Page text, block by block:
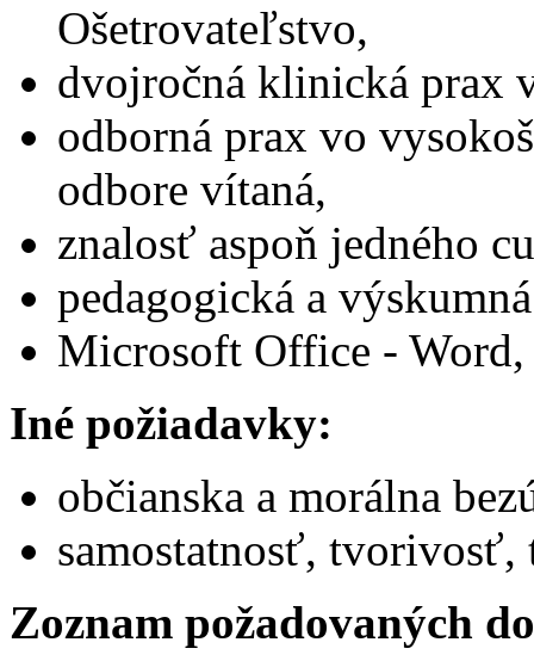
Ošetrovateľstvo,
dvojročná klinická prax
odborná prax vo
odbore vítaná,
znalosť aspoň jedného
pedagogická a
Microsoft Office -
Iné požiadavky:
občianska a morálna
samostatnosť,
Zoznam požadovaných